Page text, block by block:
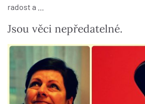
radost a …
Jsou věci nepředatelné.